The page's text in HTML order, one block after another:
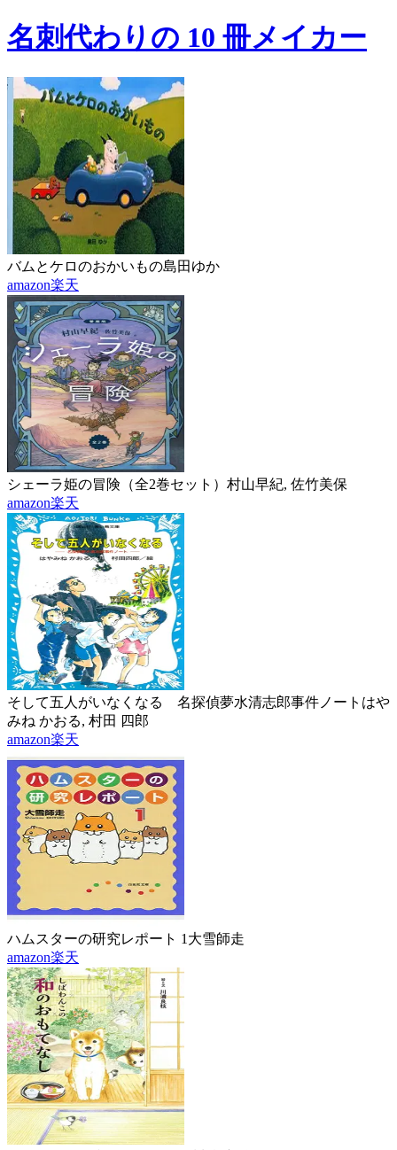
名刺代わりの 10 冊メイカー
バムとケロのおかいもの島田ゆか
amazon楽天
シェーラ姫の冒険（全2巻セット） 村山早紀, 佐竹美保
amazon楽天
そして五人がいなくなる 名探偵夢水清志郎事件ノート はや
みね かおる, 村田 四郎
amazon楽天
ハムスターの研究レポート 1 大雪師走
amazon楽天